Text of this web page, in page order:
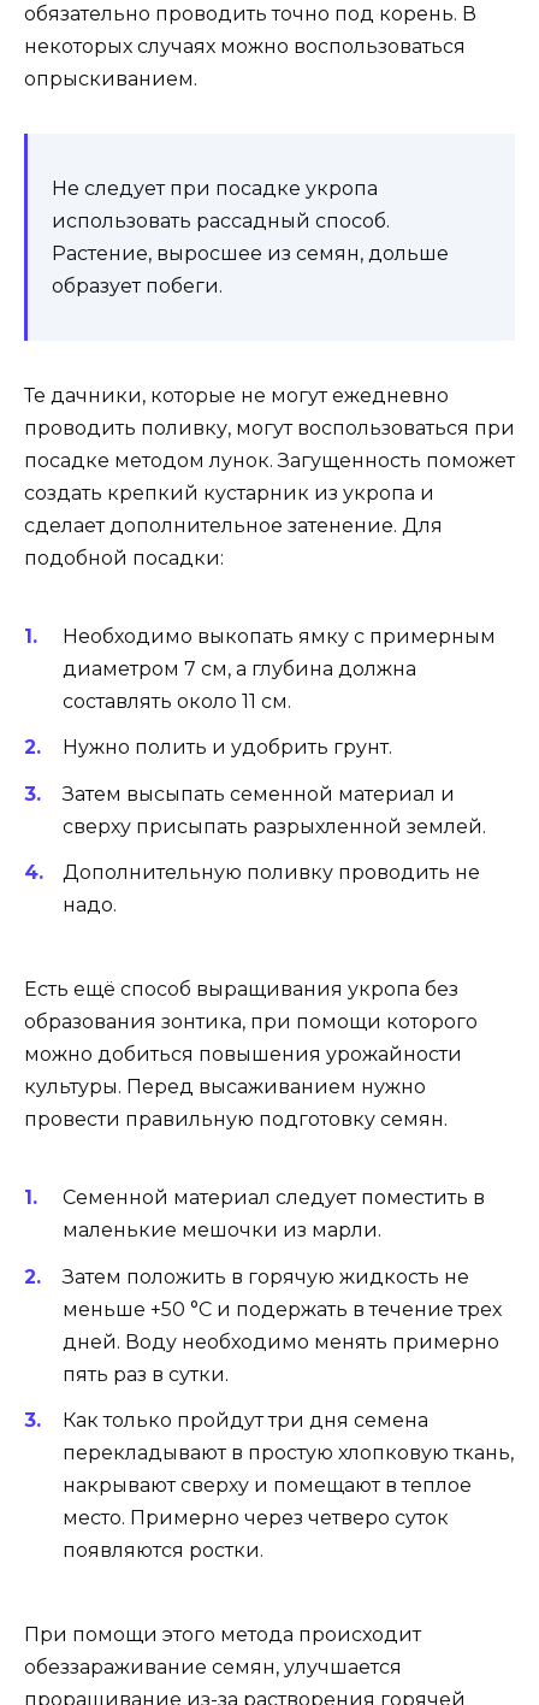
обязательно проводить точно под корень. В
некоторых случаях можно воспользоваться
опрыскиванием.
Не следует при посадке укропа
использовать рассадный способ.
Растение, выросшее из семян, дольше
образует побеги.
Те дачники, которые не могут ежедневно
проводить поливку, могут воспользоваться при
посадке методом лунок. Загущенность поможет
создать крепкий кустарник из укропа и
сделает дополнительное затенение. Для
подобной посадки:
Необходимо выкопать ямку с примерным
диаметром 7 см, а глубина должна
составлять около 11 см.
Нужно полить и удобрить грунт.
Затем высыпать семенной материал и
сверху присыпать разрыхленной землей.
Дополнительную поливку проводить не
надо.
Есть ещё способ выращивания укропа без
образования зонтика, при помощи которого
можно добиться повышения урожайности
культуры. Перед высаживанием нужно
провести правильную подготовку семян.
Семенной материал следует поместить в
маленькие мешочки из марли.
Затем положить в горячую жидкость не
меньше +50 °C и подержать в течение трех
дней. Воду необходимо менять примерно
пять раз в сутки.
Как только пройдут три дня семена
перекладывают в простую хлопковую ткань,
накрывают сверху и помещают в теплое
место. Примерно через четверо суток
появляются ростки.
При помощи этого метода происходит
обеззараживание семян, улучшается
проращивание из-за растворения горячей